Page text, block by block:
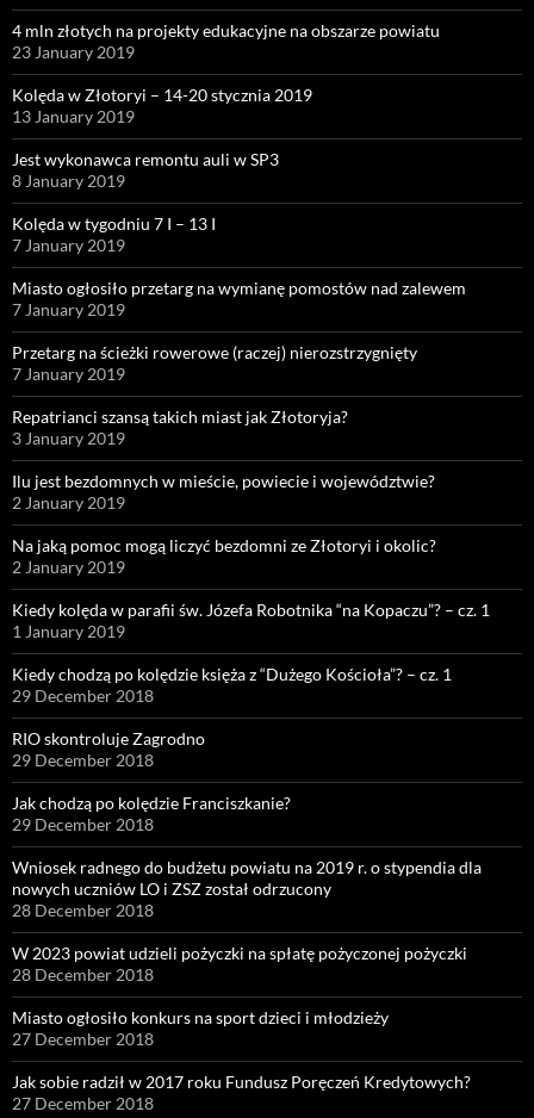
4 mln złotych na projekty edukacyjne na obszarze powiatu
23 January 2019
Kolęda w Złotoryi – 14-20 stycznia 2019
13 January 2019
Jest wykonawca remontu auli w SP3
8 January 2019
Kolęda w tygodniu 7 I – 13 I
7 January 2019
Miasto ogłosiło przetarg na wymianę pomostów nad zalewem
7 January 2019
Przetarg na ścieżki rowerowe (raczej) nierozstrzygnięty
7 January 2019
Repatrianci szansą takich miast jak Złotoryja?
3 January 2019
Ilu jest bezdomnych w mieście, powiecie i województwie?
2 January 2019
Na jaką pomoc mogą liczyć bezdomni ze Złotoryi i okolic?
2 January 2019
Kiedy kolęda w parafii św. Józefa Robotnika “na Kopaczu”? – cz. 1
1 January 2019
Kiedy chodzą po kolędzie księża z “Dużego Kościoła”? – cz. 1
29 December 2018
RIO skontroluje Zagrodno
29 December 2018
Jak chodzą po kolędzie Franciszkanie?
29 December 2018
Wniosek radnego do budżetu powiatu na 2019 r. o stypendia dla
nowych uczniów LO i ZSZ został odrzucony
28 December 2018
W 2023 powiat udzieli pożyczki na spłatę pożyczonej pożyczki
28 December 2018
Miasto ogłosiło konkurs na sport dzieci i młodzieży
27 December 2018
Jak sobie radził w 2017 roku Fundusz Poręczeń Kredytowych?
27 December 2018